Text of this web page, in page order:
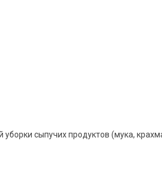
сыпучих продуктов (мука,